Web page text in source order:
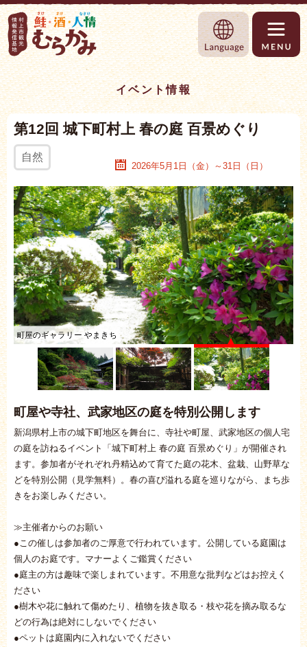
村上市観光情報総合サイト 村上市観光
Language
イベント情報
第12回 城下町村上 春の庭 百景めぐり
自然
2026年5月1日（金）～31日（日）
町屋のギャラリー やまきち
町屋や寺社、武家地区の庭を特別公開します
新潟県村上市の城下町地区を舞台に、寺社や町屋、武家地区の個人宅
の庭を訪ねるイベント「城下町村上 春の庭 百景めぐり」が開催され
ます。参加者がそれぞれ丹精込めて育てた庭の花木、盆栽、山野草な
どを特別公開（見学無料）。春の喜び溢れる庭を巡りながら、まち歩
きをお楽しみください。
≫主催者からのお願い
●この催しは参加者のご厚意で行われています。公開している庭園は
個人のお庭です。マナーよくご鑑賞ください
●庭主の方は趣味で楽しまれています。不用意な批判などはお控えく
ださい
●樹木や花に触れて傷めたり、植物を抜き取る・枝や花を摘み取るな
どの行為は絶対にしないでください
●ペットは庭園内に入れないでください